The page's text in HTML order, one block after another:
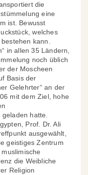
die
eine
ist. Bewusst
welches
kann.
in allen 35 Ländern,
noch üblich
der Moscheen
Basis der
Gelehrter“ an der
mit dem Ziel, hohe
hatte.
Prof. Dr. Ali
ausgewählt,
geistiges Zentrum
die Weibliche
Religion